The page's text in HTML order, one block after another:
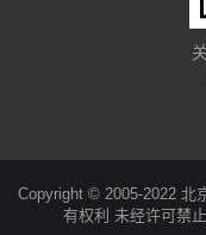
Copyright © 2005-2022 北
有权利 未经许可禁